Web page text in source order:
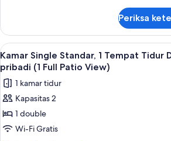
Queen
(tub)-
Ocean
View)
Kamar
Single
Premium,
1
Tempat
Tidur
Queen,
bathtub
(1
Queen
Periksa
Lihat
semua
foto
untuk
Kamar
Single
Standar,
Setrika/
1
Kamar Single Standar, 1 Tempat Tidur
pribadi (1 Full Patio View)
1 kamar tidur
Kapasitas 2
1 double
Wi-Fi Gratis